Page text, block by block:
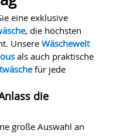
eine exklusive
, die höchsten
Unsere Wäschewelt
als auch praktische
für jede
die
große Auswahl an